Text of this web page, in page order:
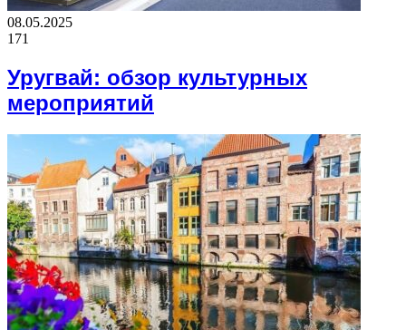
08.05.2025
171
Уругвай: обзор культурных
мероприятий